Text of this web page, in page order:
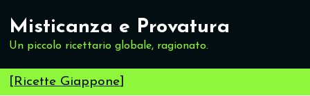
Misticanza e Provatura
Un piccolo ricettario globale, ragionato.
[Ricette Giappone]